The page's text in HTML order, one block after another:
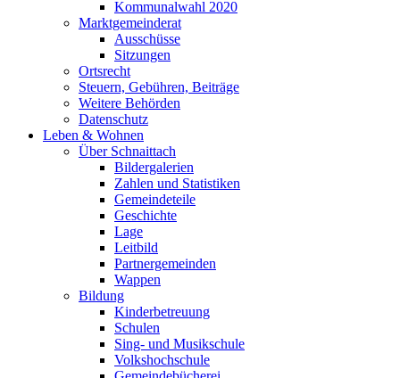
Kommunalwahl 2020
Marktgemeinderat
Ausschüsse
Sitzungen
Ortsrecht
Steuern, Gebühren, Beiträge
Weitere Behörden
Datenschutz
Leben & Wohnen
Über Schnaittach
Bildergalerien
Zahlen und Statistiken
Gemeindeteile
Geschichte
Lage
Leitbild
Partnergemeinden
Wappen
Bildung
Kinderbetreuung
Schulen
Sing- und Musikschule
Volkshochschule